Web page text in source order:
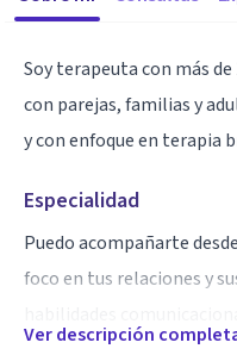
Soy terapeuta con más
con parejas, familias y
y con enfoque en terapia
Especialidad
Puedo acompañarte
foco en tus relaciones y
Ver descripción